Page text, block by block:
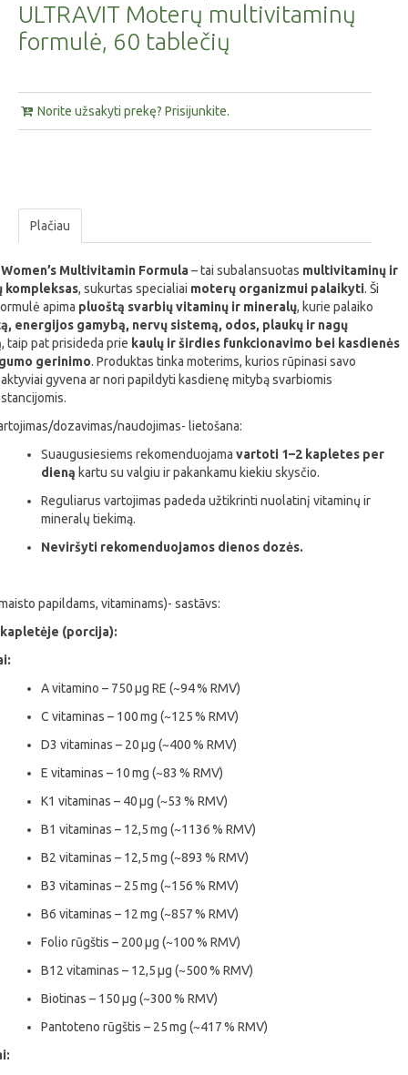
ULTRAVIT Moterų multivitaminų
formulė, 60 tablečių
Norite užsakyti prekę? Prisijunkite.
Plačiau
Multivitamin Formula– tai subalansuotas multivitaminų ir
kompleksas, sukurtas specialiai moterų organizmui palaikyti. Ši
apima pluoštą svarbių vitaminų ir mineralų, kurie palaiko
energijos gamybą, nervų sistemą, odos, plaukų ir nagų
, taip pat prisideda prie kaulų ir širdies funkcionavimo bei kasdienės
gerinimo. Produktas tinka moterims, kurios rūpinasi savo
gyvena ar nori papildyti kasdienę mitybą svarbiomis
dozavimas/naudojimas- lietošana:
Suaugusiesiems rekomenduojama vartoti 1–2 kapletes per
dieną kartu su valgiu ir pakankamu kiekiu skysčio.
Reguliarus vartojimas padeda užtikrinti nuolatinį vitaminų ir
mineralų tiekimą.
Neviršyti rekomenduojamos dienos dozės.
papildams, vitaminams)- sastāvs:
(porcija):
A vitamino – 750 µg RE (~94 % RMV)
C vitaminas – 100 mg (~125 % RMV)
D3 vitaminas – 20 µg (~400 % RMV)
E vitaminas – 10 mg (~83 % RMV)
K1 vitaminas – 40 µg (~53 % RMV)
B1 vitaminas – 12,5 mg (~1136 % RMV)
B2 vitaminas – 12,5 mg (~893 % RMV)
B3 vitaminas – 25 mg (~156 % RMV)
B6 vitaminas – 12 mg (~857 % RMV)
Folio rūgštis – 200 µg (~100 % RMV)
B12 vitaminas – 12,5 µg (~500 % RMV)
Biotinas – 150 µg (~300 % RMV)
Pantoteno rūgštis – 25 mg (~417 % RMV)